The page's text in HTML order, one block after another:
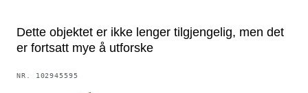
Dette objektet er ikke lenger tilgjengelig, men det
er fortsatt mye å utforske
NR. 102945595